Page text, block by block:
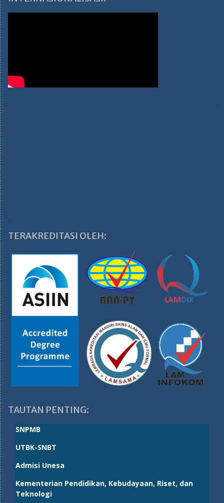
TERAKREDITASI OLEH:
TAUTAN PENTING:
SNPMB
UTBK-SNBT
Admisi Unesa
Kementerian Pendidikan, Kebudayaan, Riset, dan
Teknologi